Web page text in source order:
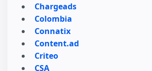
Chargeads
Colombia
Connatix
Content.ad
Criteo
CSA